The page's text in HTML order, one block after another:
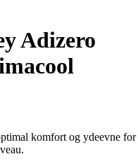
Adizero
komfort og ydeevne for